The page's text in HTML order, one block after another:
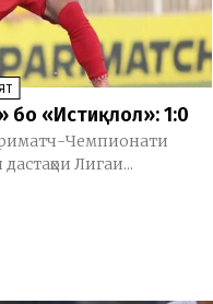
бо «Истиқлол»: 1:0
Чемпионати
Лигаи...